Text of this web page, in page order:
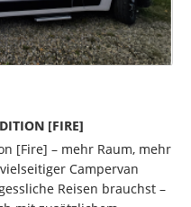
[FIRE]
[Fire] – mehr Raum, mehr
Campervan
Reisen brauchst –